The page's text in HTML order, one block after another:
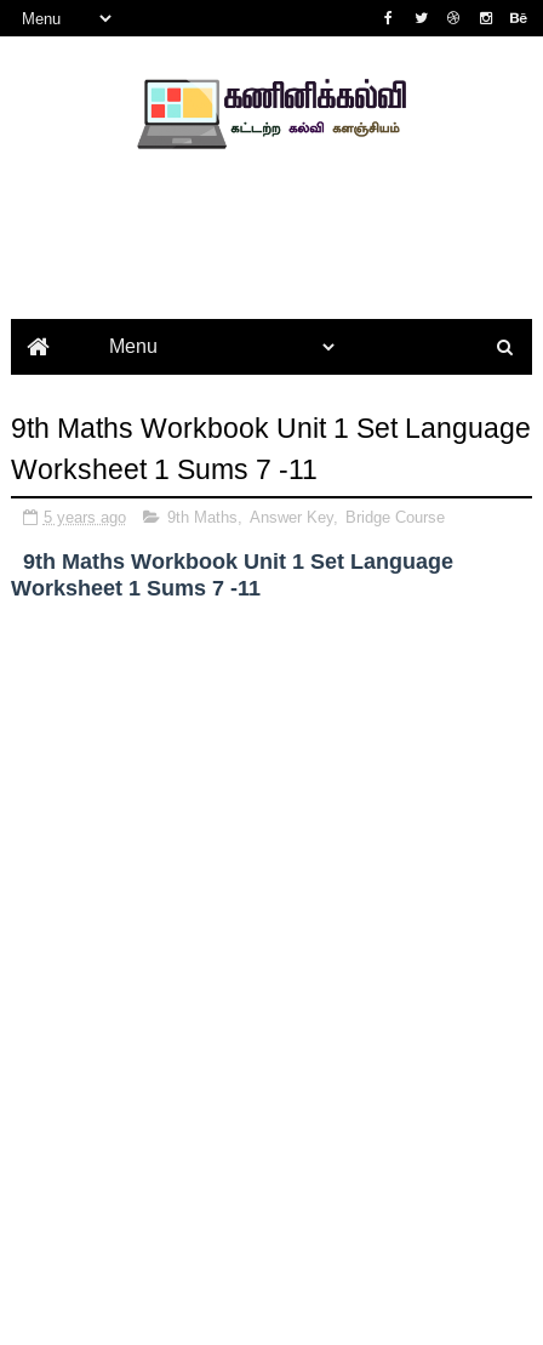
9th Maths Workbook Unit 1 Set Language
Worksheet 1 Sums 7 -11
5 years ago 9th Maths Answer Key, Bridge Course
9th Maths Workbook Unit 1 Set Language
Worksheet 1 Sums 7 -11